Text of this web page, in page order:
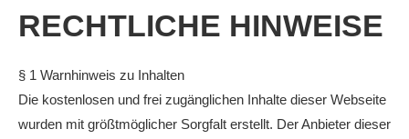
RECHTLICHE HINWEISE
§ 1 Warnhinweis zu Inhalten
Die kostenlosen und frei zugänglichen Inhalte dieser Webseite
wurden mit größtmöglicher Sorgfalt erstellt. Der Anbieter dieser